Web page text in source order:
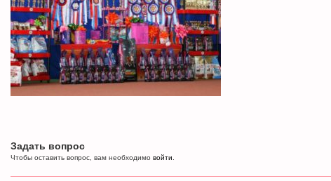
Задать вопрос
Чтобы оставить вопрос, вам необходимо войти